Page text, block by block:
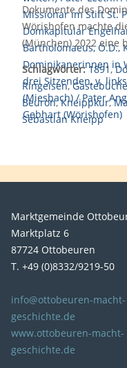
Dokumente des
Wörishofen machte
(München) 2022 eine
Schlagwörter: 1891,
Ringeisen,
Beuron,Kneippkur,
Sebastian Kneipp
Marktgemeinde
Marktplatz 6
87724 Ottobeuren
T. +49 (0)8332/9219-50
info@ottobeuren-macht-
geschichte.de
www.ottobeuren-macht-
geschichte.de